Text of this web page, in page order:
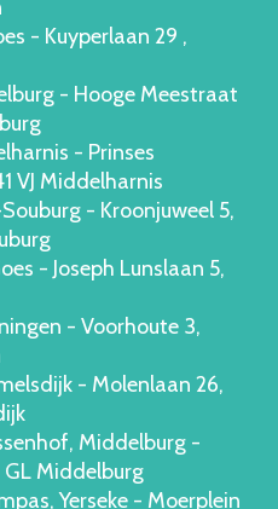
- Kuyperlaan 29 ,
- Hooge Meestraat
- Prinses
VJ Middelharnis
- Kroonjuweel 5,
- Joseph Lunslaan 5,
- Voorhoute 3,
- Molenlaan 26,
Middelburg -
Middelburg
Yerseke - Moerplein